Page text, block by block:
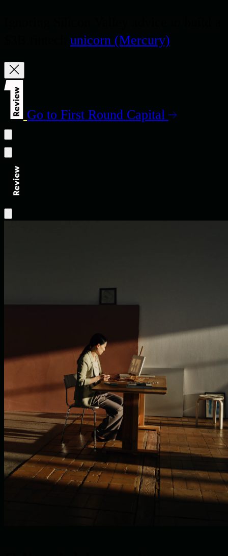
unicorn (Mercury)
Go to First Round Capital